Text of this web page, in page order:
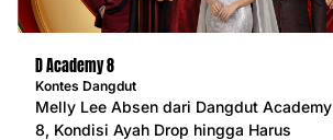
D Academy 8
Kontes Dangdut
Melly Lee Absen dari Dangdut Academy
8, Kondisi Ayah Drop hingga Harus